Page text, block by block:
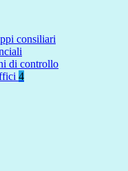
consiliari
di controllo
4